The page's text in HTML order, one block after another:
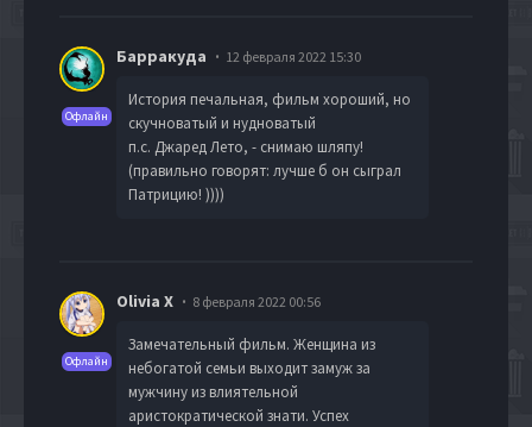
Офлайн
Барракуда 12 февраля 2022 15:30
История печальная, фильм хороший, но
скучноватый и нудноватый
п.с. Джаред Лето, - снимаю шляпу!
(правильно говорят: лучше б он сыграл
Патрицию! ))))
Офлайн
Olivia X 8 февраля 2022 00:56
Замечательный фильм. Женщина из
небогатой семьи выходит замуж за
мужчину из влиятельной
аристократической знати. Успех